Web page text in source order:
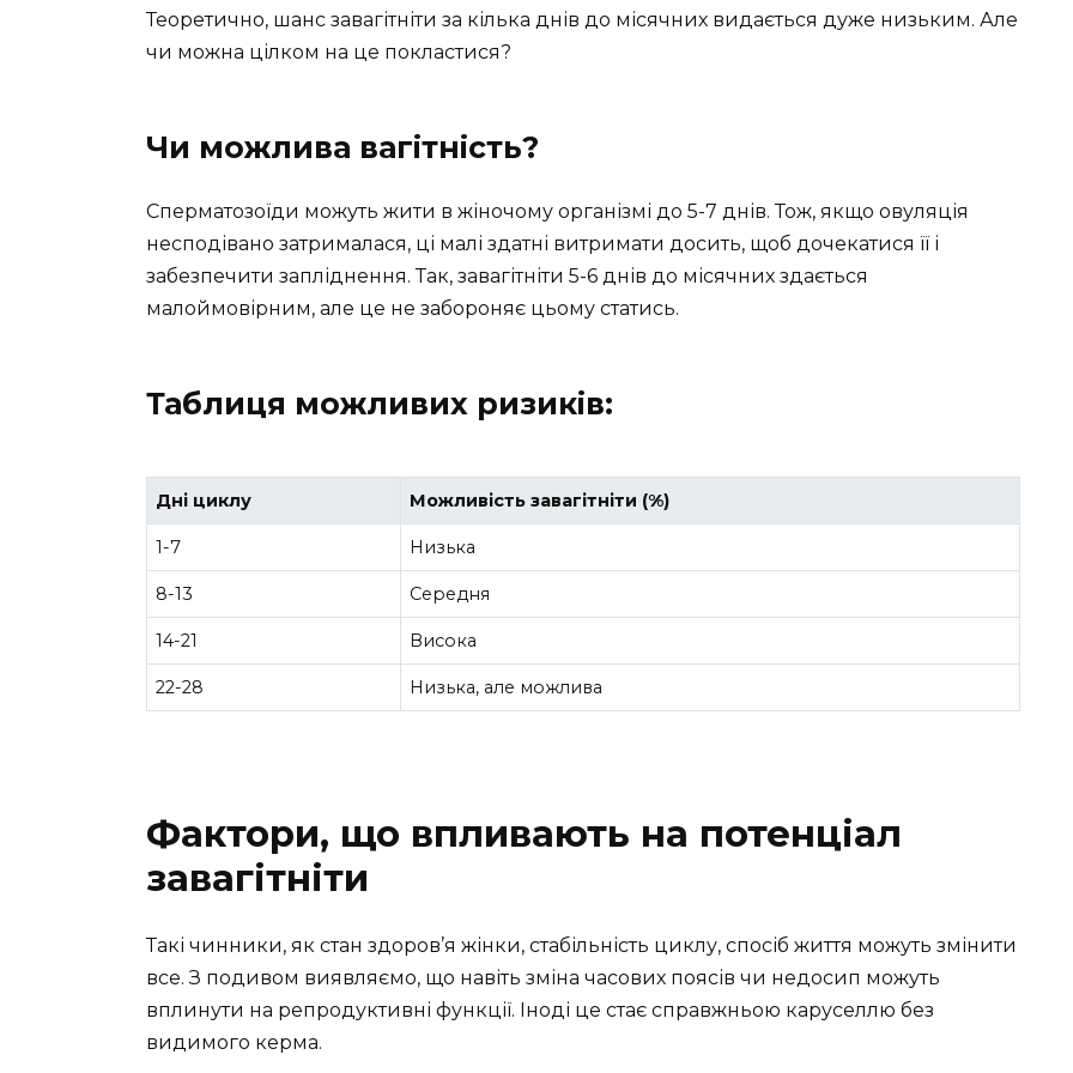
Теоретично, шанс завагітніти за кілька днів до місячних видається дуже низьким. Але
чи можна цілком на це покластися?
Чи можлива вагітність?
Сперматозоїди можуть жити в жіночому організмі до 5-7 днів. Тож, якщо овуляція
несподівано затрималася, ці малі здатні витримати досить, щоб дочекатися її і
забезпечити запліднення. Так, завагітніти 5-6 днів до місячних здається
малоймовірним, але це не забороняє цьому статись.
Таблиця можливих ризиків:
Дні циклу Можливість завагітніти (%)
1-7 Низька
8-13 Середня
14-21 Висока
22-28 Низька, але можлива
Фактори, що впливають на потенціал
завагітніти
Такі чинники, як стан здоров’я жінки, стабільність циклу, спосіб життя можуть змінити
все. З подивом виявляємо, що навіть зміна часових поясів чи недосип можуть
вплинути на репродуктивні функції. Іноді це стає справжньою каруселлю без
видимого керма.